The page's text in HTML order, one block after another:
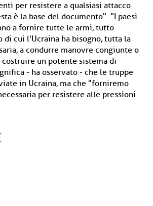
per resistere a qualsiasi attacco
è la base del documento". "I paesi
a fornire tutte le armi, tutto
di cui l'Ucraina ha bisogno, tutta la
a condurre manovre congiunte o
un potente sistema di
- ha osservato - che le truppe
in Ucraina, ma che "forniremo
per resistere alle pressioni